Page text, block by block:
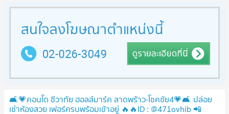
🛋️💗คอนโด ชีวาทัย ฮอลล์มาร์ค ลาดพร้าว-โชคชัย4💗🛋️ ปล่อย
เช่าห้องสวย เฟอร์ครบพร้อมเข้าอยู่ 🔥🔥ID : @471ovhib 📲